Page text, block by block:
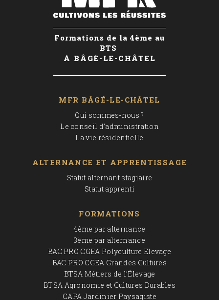
Formations de la 4ème au
BTS
À BÂGÉ-LE-CHÂTEL
MFR BÂGÉ-LE-CHÂTEL
Qui sommes-nous ?
Le conseil d’administration
La vie résidentielle
ALTERNANCE ET APPRENTISSAGE
Statut alternant stagiaire
Statut apprenti
FORMATIONS
4ème par alternance
3ème par alternance
BAC PRO CGEA Polyculture Elevage
BAC PRO CGEA Grandes Cultures
BTSA Métiers de l’Élevage
BTSA Agronomie et Cultures Durables
CAPA Jardinier Paysagiste